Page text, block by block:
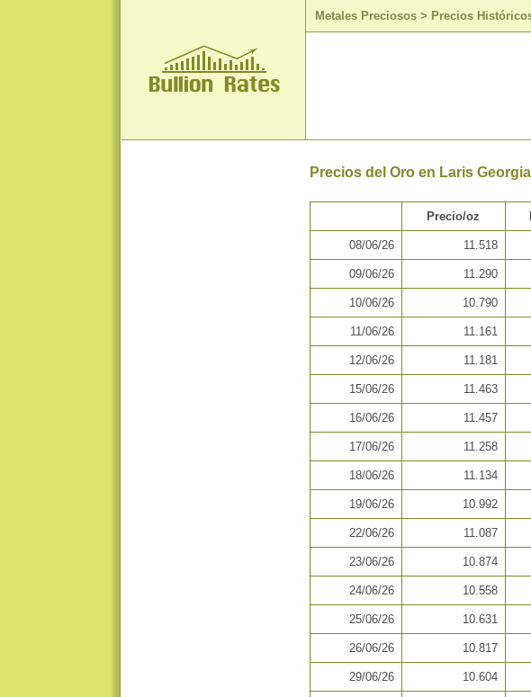
Metales Preciosos > Precios
Precios del Oro en Laris
Precio/oz
08/06/26 11.518
09/06/26 11.290
10/06/26 10.790
11/06/26 11.161
12/06/26 11.181
15/06/26 11.463
16/06/26 11.457
17/06/26 11.258
18/06/26 11.134
19/06/26 10.992
22/06/26 11.087
23/06/26 10.874
24/06/26 10.558
25/06/26 10.631
26/06/26 10.817
29/06/26 10.604